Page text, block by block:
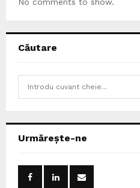
Căutare
h
Urmărește-ne